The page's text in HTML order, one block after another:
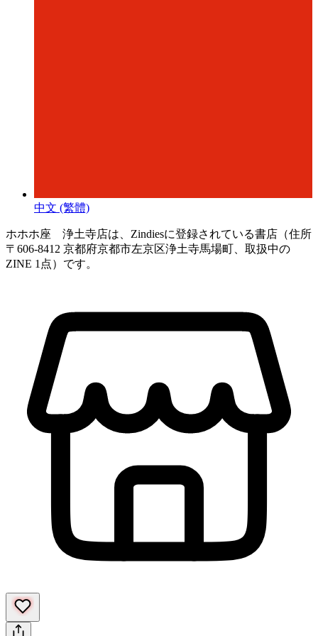
中文 (繁體)
ホホホ座 浄土寺店は、Zindiesに登録されている書店（住所
〒606-8412 京都府京都市左京区浄土寺馬場町、取扱中の
ZINE 1点）です。